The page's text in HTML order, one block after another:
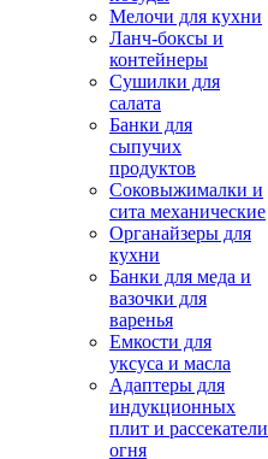
Мелочи для кухни
Ланч-боксы и
контейнеры
Сушилки для
салата
Банки для
сыпучих
продуктов
Соковыжималки и
сита механические
Органайзеры для
кухни
Банки для меда и
вазочки для
варенья
Емкости для
уксуса и масла
Адаптеры для
индукционных
плит и рассекатели
огня